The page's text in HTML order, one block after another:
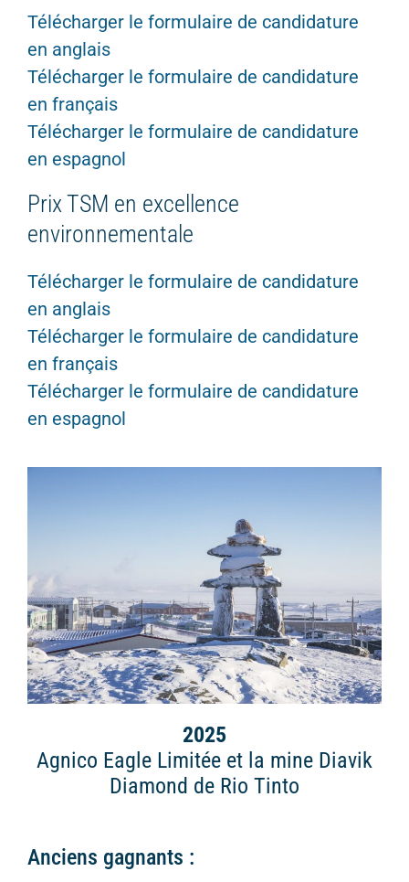
Télécharger le formulaire de candidature
en anglais
Télécharger le formulaire de candidature
en français
Télécharger le formulaire de candidature
en espagnol
Prix TSM en excellence
environnementale
Télécharger le formulaire de candidature
en anglais
Télécharger le formulaire de candidature
en français
Télécharger le formulaire de candidature
en espagnol
2025
Agnico Eagle Limitée et la mine Diavik
Diamond de Rio Tinto
Anciens gagnants :